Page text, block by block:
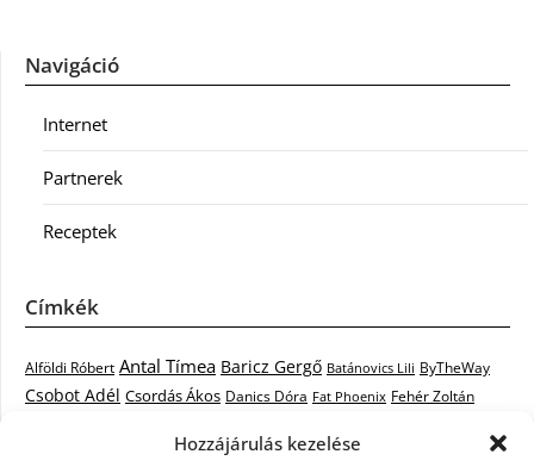
Hozzájárulás kezelése
Navigáció
Internet
Partnerek
Receptek
Címkék
Alföldi Róbert Antal Tímea Baricz Gergő Batánovics Lili ByTheWay
Csobot Adél Csordás Ákos Danics Dóra Fat Phoenix Fehér Zoltán
Kovács László Stone